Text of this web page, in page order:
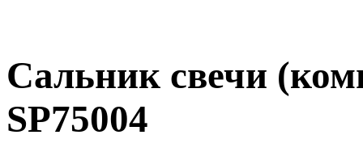
Сальник свечи
SP75004